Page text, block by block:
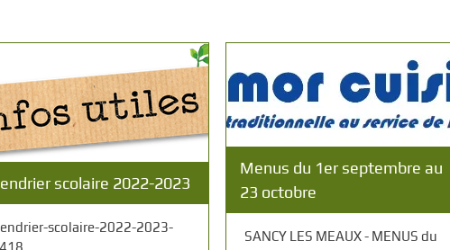
scolaire 2022-2023
scolaire-2022-2023-
Menus du 1er septembre au
23 octobre
SANCY LES MEAUX - MENUS du